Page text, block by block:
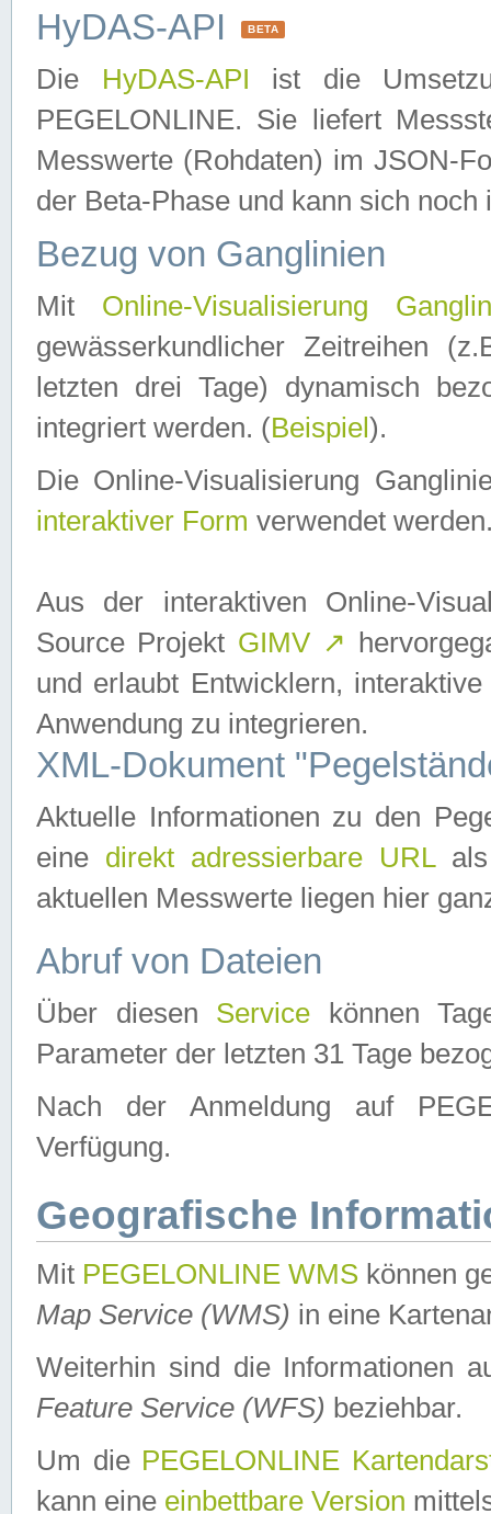
HyDAS-API BETA
Die HyDAS-API ist die
PEGELONLINE. Sie liefert
Messwerte (Rohdaten) im JSON-
der Beta-Phase und kann sich noch
Bezug von Ganglinien
Mit Online-Visualisierung
gewässerkundlicher Zeitreihen
letzten drei Tage) dynamisch
integriert werden. (Beispiel ).
Die Online-Visualisierung
interaktiver Form verwendet
Aus der interaktiven Online-
Source Projekt GIMV ↗
und erlaubt Entwicklern,
Anwendung zu integrieren.
XML-Dokument
Aktuelle Informationen zu den
eine direkt adressierbare URLals
aktuellen Messwerte liegen hier
Abruf von Dateien
Über diesen Service können
Parameter der letzten 31 Tage
Nach der Anmeldung auf
Verfügung.
Geografische
Mit PEGELONLINE WMS können
Map Service (WMS) in eine
Weiterhin sind die Informationen
Feature Service (WFS) beziehbar.
Um die PEGELONLINE
kann eine einbettbare Version